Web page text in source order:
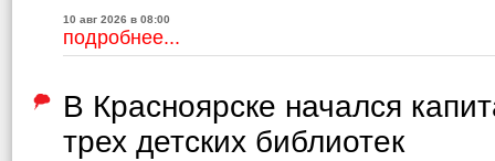
10 авг 2026 в 08:00
подробнее...
В Красноярске начался
трех детских библиотек